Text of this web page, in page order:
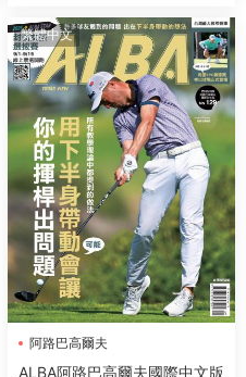
繁體中文
阿路巴高爾夫
ALBA阿路巴高爾夫國際中文版